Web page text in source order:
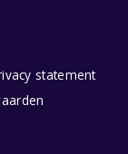
statement